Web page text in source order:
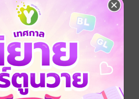
ม่
ตรันทด ครอบครัวล้มละลาย บ้านใกล้
ข้าสู่ก็อดแซงก์ทัวรีเพื่อแสวงหาโอกาส
กับการตีสัตว์อสูรระดับล่างสุดที่แทบ
ง ก็ปรากฏ